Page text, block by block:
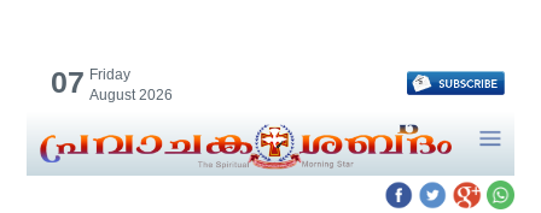
07 Friday
August 2026